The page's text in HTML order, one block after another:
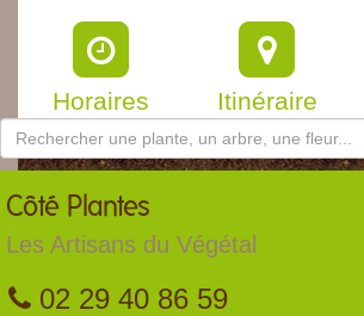
Horaires Itinéraire
Côté Plantes
Les Artisans du Végétal
02 29 40 86 59